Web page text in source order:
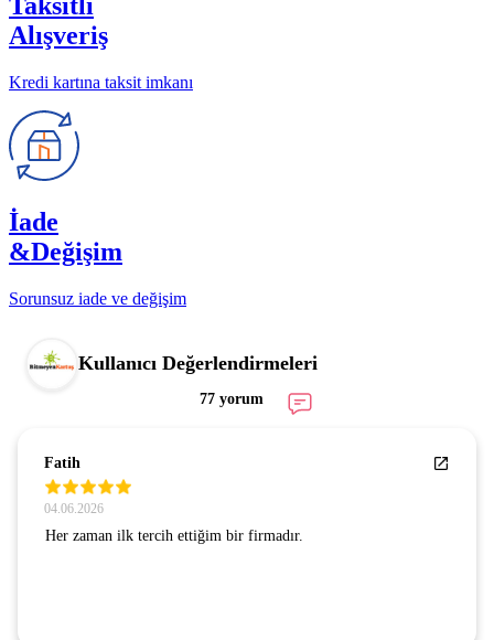
Alışveriş
Kredi kartına taksit imkanı
İade
&Değişim
Sorunsuz iade ve değişim
Kullanıcı Değerlendirmeleri
77 yorum
Fatih
04.06.2026
Her zaman ilk tercih ettiğim bir firmadır.